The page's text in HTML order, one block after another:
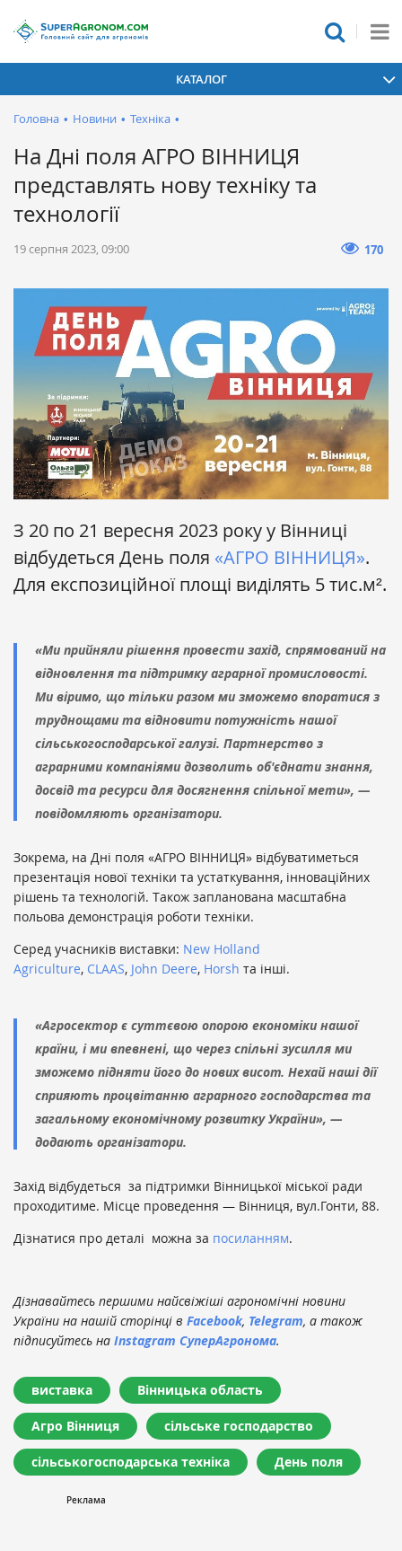
КАТАЛОГ
Головна • Новини • Техніка •
На Дні поля АГРО ВІННИЦЯ
представлять нову техніку та
технології
19 серпня 2023, 09:00 170
З 20 по 21 вересня 2023 року у Вінниці
відбудеться День поля «АГРО ВІННИЦЯ».
Для експозиційної площі виділять 5 тис.м².
«Ми прийняли рішення провести захід, спрямований на
відновлення та підтримку аграрної промисловості.
Ми віримо, що тільки разом ми зможемо впоратися з
труднощами та відновити потужність нашої
сільськогосподарської галузі. Партнерство з
аграрними компаніями дозволить об'єднати знання,
досвід та ресурси для досягнення спільної мети», —
повідомляють організатори.
Зокрема, на Дні поля «АГРО ВІННИЦЯ» відбуватиметься
презентація нової техніки та устаткування, інноваційних
рішень та технологій. Також запланована масштабна
польова демонстрація роботи техніки.
Серед учасників виставки: New Holland
Agriculture, CLAAS, John Deere, Horsh та інші.
«Агросектор є суттєвою опорою економіки нашої
країни, і ми впевнені, що через спільні зусилля ми
зможемо підняти його до нових висот. Нехай наші дії
сприяють процвітанню аграрного господарства та
загальному економічному розвитку України», —
додають організатори.
Захід відбудеться за підтримки Вінницької міської ради
проходитиме. Місце проведення — Вінниця, вул.Гонти, 88.
Дізнатися про деталі можна за посиланням.
Дізнавайтесь першими найсвіжіші агрономічні новини
України на нашій сторінці в Facebook, Telegram, а також
підписуйтесь на Instagram СуперАгронома.
виставка Вінницька область
Агро Вінниця сільське господарство
сільськогосподарська техніка День поля